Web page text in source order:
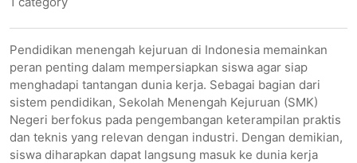
Pendidikan menengah kejuruan di Indonesia memainkan
peran penting dalam mempersiapkan siswa agar siap
menghadapi tantangan dunia kerja. Sebagai bagian dari
sistem pendidikan, Sekolah Menengah Kejuruan (SMK)
Negeri berfokus pada pengembangan keterampilan praktis
dan teknis yang relevan dengan industri. Dengan demikian,
siswa diharapkan dapat langsung masuk ke dunia kerja